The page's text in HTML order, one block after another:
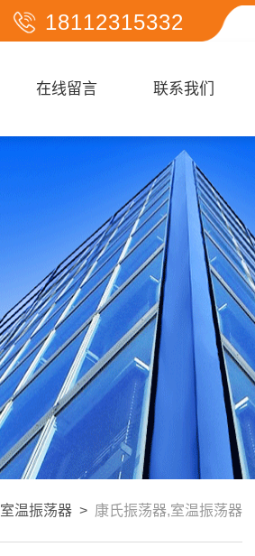
18112315332
在线留言 联系我们
室温振荡器 > 康氏振荡器,室温振荡器